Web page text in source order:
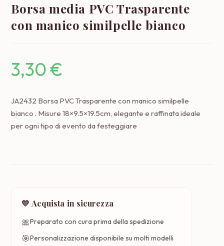
Borsa media PVC Trasparente
con manico similpelle bianco
3,30€
JA2432 Borsa PVC Trasparente con manico similpelle
bianco . Misure 18×9.5×19.5cm, elegante e raffinata ideale
per ogni tipo di evento da festeggiare
💛 Acquista in sicurezza
🎀Preparato con cura prima della spedizione
🎯Personalizzazione disponibile su molti modelli